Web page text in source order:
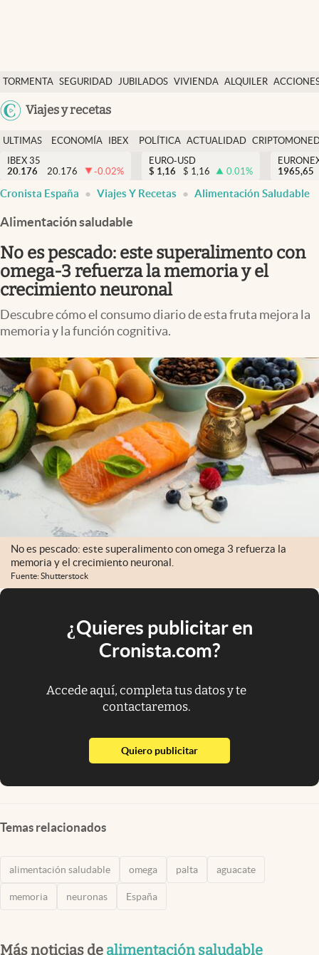
TORMENTA SEGURIDAD JUBILADOS VIVIENDA ALQUILER
USA
Colombia
Viajes y recetas
Economía y finanzas
Política
Actualidad
Criptomonedas
España
ULTIMAS
NOTICIAS
ECONOMÍA
FINANZAS
IBEX
EURO
POLÍTICA ACTUALIDAD
IBEX 35
20.176
20.176 -0.02%
EURO-USD
$ 1,16 $ 1,16 0.01%
1965,65
Cronista España Viajes Y Recetas Alimentación Saludable
Alimentación saludable
No es pescado: este superalimento con
omega-3 refuerza la memoria y el
crecimiento neuronal
Descubre cómo el consumo diario de esta fruta mejora la
memoria y la función cognitiva.
No es pescado: este superalimento con omega 3 refuerza la
memoria y el crecimiento neuronal.
Fuente: Shutterstock
¿Quieres publicitar en
Cronista.com?
Accede aquí, completa tus datos y te
contactaremos.
Quiero publicitarabre en nueva pestaña
Temas relacionados
alimentación saludable omega palta aguacate
memoria neuronas España
Más noticias de alimentación saludable